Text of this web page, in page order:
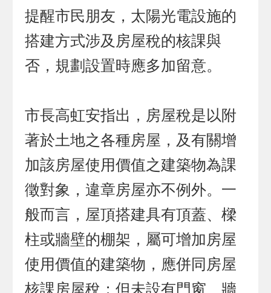
提醒市民朋友，太陽光電設施的
搭建方式涉及房屋稅的核課與
否，規劃設置時應多加留意。
市長高虹安指出，房屋稅是以附
著於土地之各種房屋，及有關增
加該房屋使用價值之建築物為課
徵對象，違章房屋亦不例外。一
般而言，屋頂搭建具有頂蓋、樑
柱或牆壁的棚架，屬可增加房屋
使用價值的建築物，應併同房屋
核課房屋稅；但未設有門窗、牆